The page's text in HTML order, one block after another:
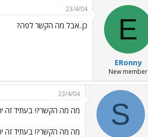
E
ERonny
New member
23/4/04
כן..אבל מה הקשר לפה?
S
23/4/04
מה מה הקשר?! בעתיד זה
מה מה הקשר?! בעתיד זה